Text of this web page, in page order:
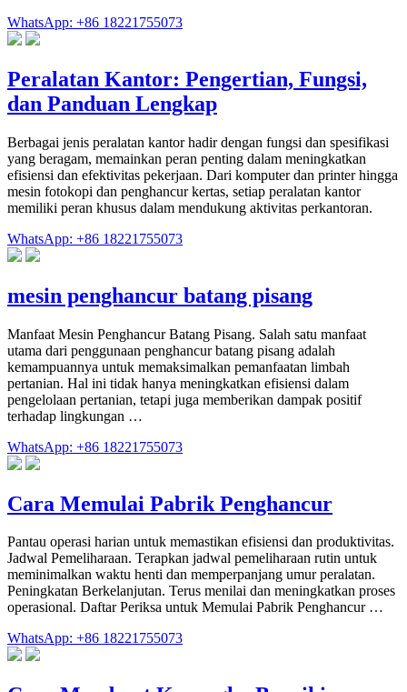
WhatsApp: +86 18221755073
Peralatan Kantor: Pengertian, Fungsi,
dan Panduan Lengkap
Berbagai jenis peralatan kantor hadir dengan fungsi dan spesifikasi
yang beragam, memainkan peran penting dalam meningkatkan
efisiensi dan efektivitas pekerjaan. Dari komputer dan printer hingga
mesin fotokopi dan penghancur kertas, setiap peralatan kantor
memiliki peran khusus dalam mendukung aktivitas perkantoran.
WhatsApp: +86 18221755073
mesin penghancur batang pisang
Manfaat Mesin Penghancur Batang Pisang. Salah satu manfaat
utama dari penggunaan penghancur batang pisang adalah
kemampuannya untuk memaksimalkan pemanfaatan limbah
pertanian. Hal ini tidak hanya meningkatkan efisiensi dalam
pengelolaan pertanian, tetapi juga memberikan dampak positif
terhadap lingkungan …
WhatsApp: +86 18221755073
Cara Memulai Pabrik Penghancur
Pantau operasi harian untuk memastikan efisiensi dan produktivitas.
Jadwal Pemeliharaan. Terapkan jadwal pemeliharaan rutin untuk
meminimalkan waktu henti dan memperpanjang umur peralatan.
Peningkatan Berkelanjutan. Terus menilai dan meningkatkan proses
operasional. Daftar Periksa untuk Memulai Pabrik Penghancur …
WhatsApp: +86 18221755073